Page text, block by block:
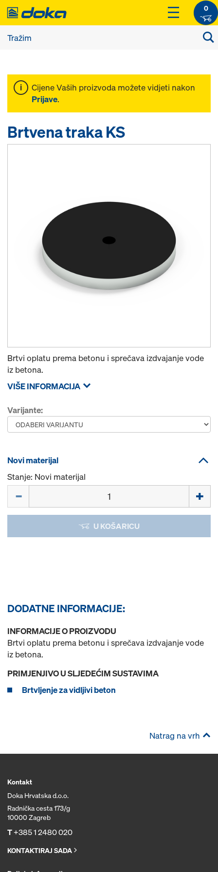
0
Cijene Vaših proizvoda možete vidjeti nakon
Prijave.
Brtvena traka KS
Brtvi oplatu prema betonu i sprečava izdvajanje vode
iz betona.
VIŠE INFORMACIJA
Varijante:
Novi materijal
Stanje: Novi materijal
U KOŠARICU
DODATNE INFORMACIJE:
INFORMACIJE O PROIZVODU
Brtvi oplatu prema betonu i sprečava izdvajanje vode
iz betona.
PRIMJENJIVO U SLJEDEĆIM SUSTAVIMA
Brtvljenje za vidljivi beton
Natrag na vrh
Kontakt
Doka Hrvatska d.o.o.
Radnička cesta 173/g
10000 Zagreb
T+385 1 2480 020
KONTAKTIRAJ SADA